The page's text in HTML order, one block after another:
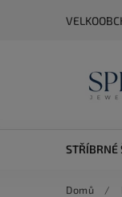
STŘÍBRNÉ
Domů /